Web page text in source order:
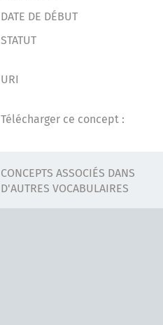
DATE DE DÉBUT
STATUT
URI
Télécharger ce concept :
CONCEPTS ASSOCIÉS DANS
D'AUTRES VOCABULAIRES